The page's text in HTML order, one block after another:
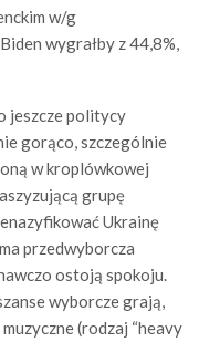
w/g
wygrałby z 44,8%,
jeszcze politycy
gorąco, szczególnie
w kroplówkowej
grupę
Ukrainę
przedwyborcza
ostoją spokoju.
wyborcze grają,
(rodzaj “heavy